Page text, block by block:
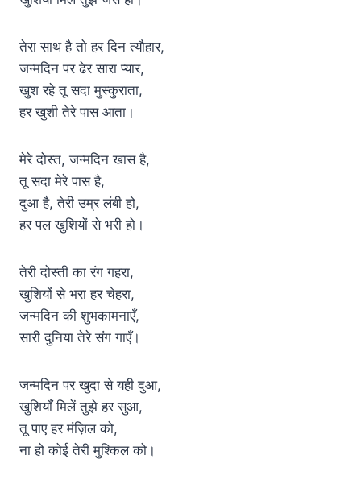
तेरा साथ है तो हर दिन त्यौहार,
जन्मदिन पर ढेर सारा प्यार,
खुश रहे तू सदा मुस्कुराता,
हर खुशी तेरे पास आता।
मेरे दोस्त, जन्मदिन खास है,
तू सदा मेरे पास है,
दुआ है, तेरी उम्र लंबी हो,
हर पल खुशियों से भरी हो।
तेरी दोस्ती का रंग गहरा,
खुशियों से भरा हर चेहरा,
जन्मदिन की शुभकामनाएँ,
सारी दुनिया तेरे संग गाएँ।
जन्मदिन पर खुदा से यही दुआ,
खुशियाँ मिलें तुझे हर सुआ,
तू पाए हर मंज़िल को,
ना हो कोई तेरी मुश्किल को।